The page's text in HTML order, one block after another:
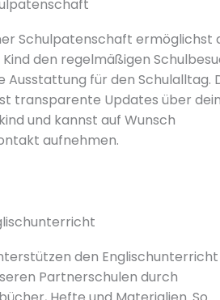
Schulpatenschaft ermöglichst
den regelmäßigen
Ausstattung für den Schulalltag.
transparente Updates über
und kannst auf Wunsch
aufnehmen.
den Englischunterricht
Partnerschulen durch